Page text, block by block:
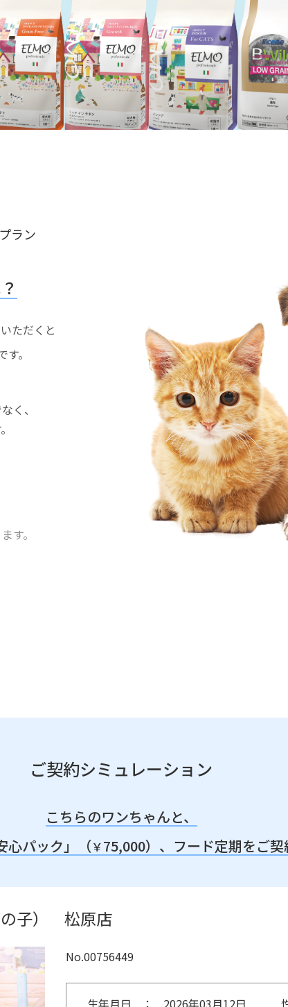
ラン
ただくと
。
く、
す。
ご契約シミュレーション
こちらのワンちゃんと、
心パック」（￥75,000）、 フード定期をご契
の子） 松原店
No.00756449
生年月日 2026年03月12日